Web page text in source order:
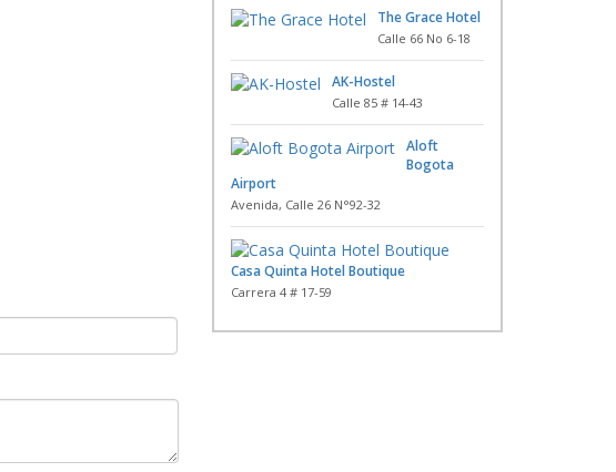
The Grace Hotel
Calle 66 No 6-18
AK-Hostel
Calle 85 # 14-43
Aloft
Bogota
Airport
Avenida, Calle 26 N°92-32
Casa Quinta Hotel Boutique
Carrera 4 # 17-59